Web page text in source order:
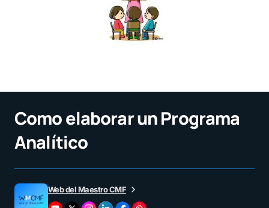
Como elaborar un Programa
Analítico
Web del Maestro CMF